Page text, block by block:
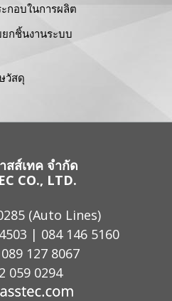
กอบในการผลิต
ยกชิ้นงานระบบ
วัสดุ
สส์เทค จำกัด
CO., LTD.
(Auto Lines)
| 084 146 5160
089 127 8067
059 0294